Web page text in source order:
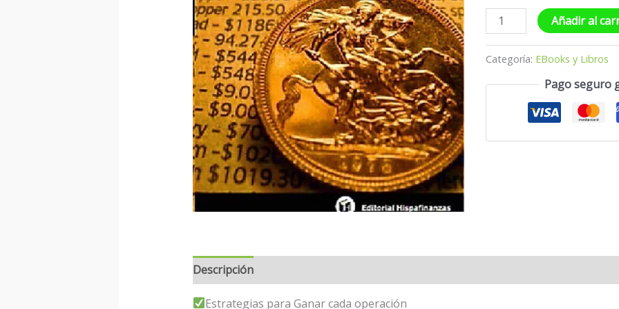
Añadir al
Categoría: EBooks y Libros
Pago seguro
Descripción
Estrategias para Ganar cada operación